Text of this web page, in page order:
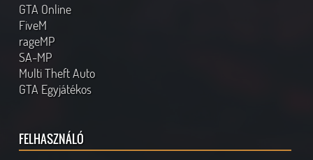
GTA Online
FiveM
rageMP
SA-MP
Multi Theft Auto
GTA Egyjátékos
FELHASZNÁLÓ